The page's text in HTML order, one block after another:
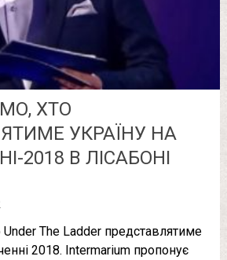
ХТО
УКРАЇНУ НА
2018 В ЛІСАБОНІ
Under The Ladder представлятиме
2018. Intermarium пропонує